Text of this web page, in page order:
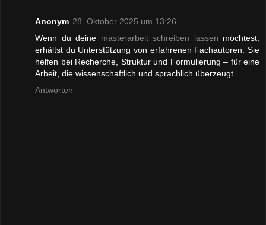
Anonym 28. Oktober 2025 um 13:26
Wenn du deine masterarbeit schreiben lassen möchtest,
erhältst du Unterstützung von erfahrenen Fachautoren. Sie
helfen bei Recherche, Struktur und Formulierung – für eine
Arbeit, die wissenschaftlich und sprachlich überzeugt.
Antworten